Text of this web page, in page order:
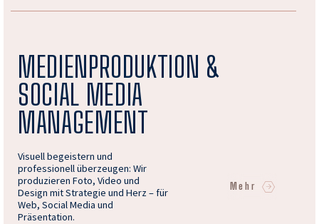
MEDIENPRODUKTION &
SOCIAL MEDIA
MANAGEMENT
Visuell begeistern und
professionell überzeugen: Wir
produzieren Foto, Video und
Design mit Strategie und Herz – für
Web, Social Media und
Präsentation.
Mehr